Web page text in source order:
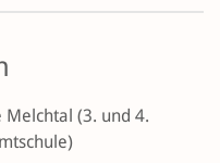
Melchtal (3. und 4.